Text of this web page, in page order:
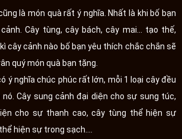
là món quà rất ý nghĩa. Nhất là khi bố bạn
Cây tùng, cây bách, cây mai... tạo thế,
cây cảnh nào bố bạn yêu thích chắc chắn sẽ
quý món quà bạn tặng.
ý nghĩa chúc phúc rất lớn, mỗi 1 loại cây đều
Cây sung cảnh đại diện cho sự sung túc,
cho sự thanh cao, cây tùng thể hiện sự
hiện sự trong sạch....